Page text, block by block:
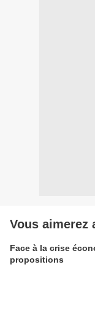
Vous aimerez
Face à la crise
propositions